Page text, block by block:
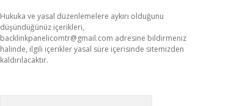
Hukuka ve yasal düzenlemelere aykırı olduğunu
düşündüğünüz içerikleri,
backlinkpanelicomtr@gmail.com adresine bildirmeniz
halinde, ilgili içerikler yasal süre içerisinde sitemizden
kaldırılacaktır.